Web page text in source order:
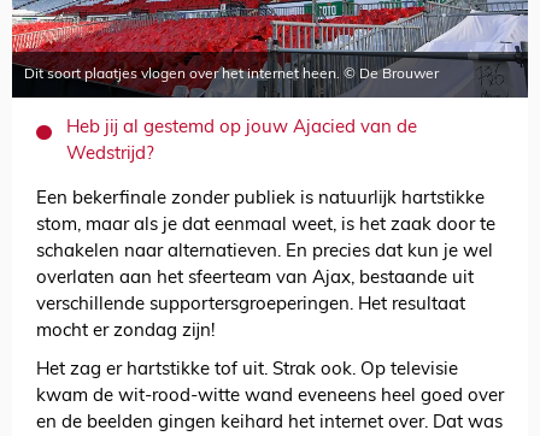
Dit soort plaatjes vlogen over het internet heen. © De Brouwer
Heb jij al gestemd op jouw Ajacied van de
Wedstrijd?
Een bekerfinale zonder publiek is natuurlijk hartstikke
stom, maar als je dat eenmaal weet, is het zaak door te
schakelen naar alternatieven. En precies dat kun je wel
overlaten aan het sfeerteam van Ajax, bestaande uit
verschillende supportersgroeperingen. Het resultaat
mocht er zondag zijn!
Het zag er hartstikke tof uit. Strak ook. Op televisie
kwam de wit-rood-witte wand eveneens heel goed over
en de beelden gingen keihard het internet over. Dat was